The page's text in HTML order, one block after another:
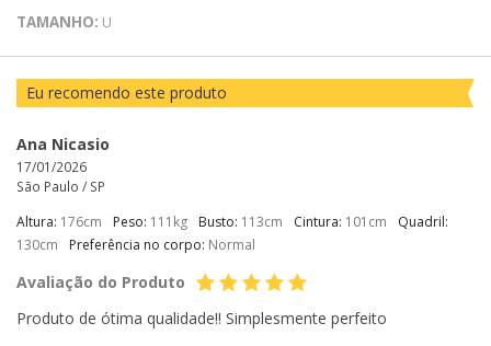
TAMANHO: U
Eu recomendo este produto
Ana Nicasio
17/01/2026
São Paulo / SP
Altura: 176cm Peso: 111kg Busto: 113cm Cintura: 101cm
Quadril:
130cm
Preferência no corpo: Normal
Avaliação do Produto
Produto de ótima qualidade!! Simplesmente perfeito